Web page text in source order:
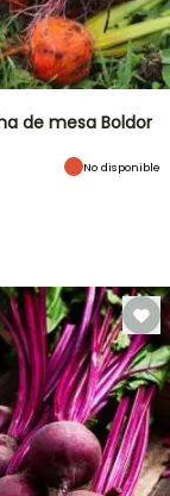
de mesa Boldor
No disponible